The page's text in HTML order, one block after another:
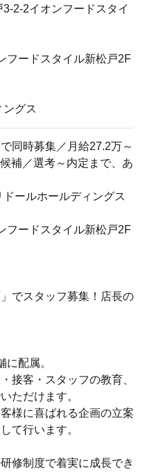
2-2イオンフードスタイ
フードスタイル新松戸2F
グス
同時募集／月給27.2万～
補／選考～内定まで、あ
ールホールディングス
フードスタイル新松戸2F
でスタッフ募集！店長の
に配属。
接客・スタッフの教育、
ただけます。
様に喜ばれる企画の立案
て行います。
修制度で着実に成長でき